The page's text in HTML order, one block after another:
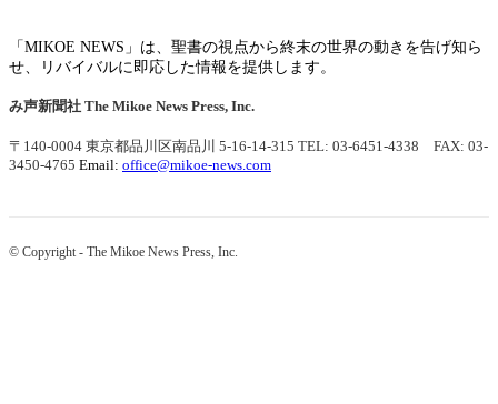
「MIKOE NEWS」は、聖書の視点から終末の世界の動きを告げ知ら
せ、リバイバルに即応した情報を提供します。
み声新聞社 The Mikoe News Press, Inc.
〒140-0004 東京都品川区南品川 5-16-14-315 TEL: 03-6451-4338 FAX: 03-
3450-4765 Email: office@mikoe-news.com
© Copyright - The Mikoe News Press, Inc.